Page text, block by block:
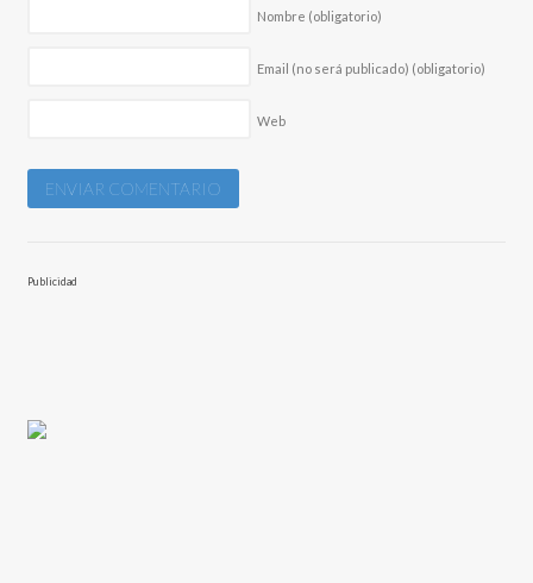
Nombre (obligatorio)
Email (no será publicado) (obligatorio)
Web
Publicidad